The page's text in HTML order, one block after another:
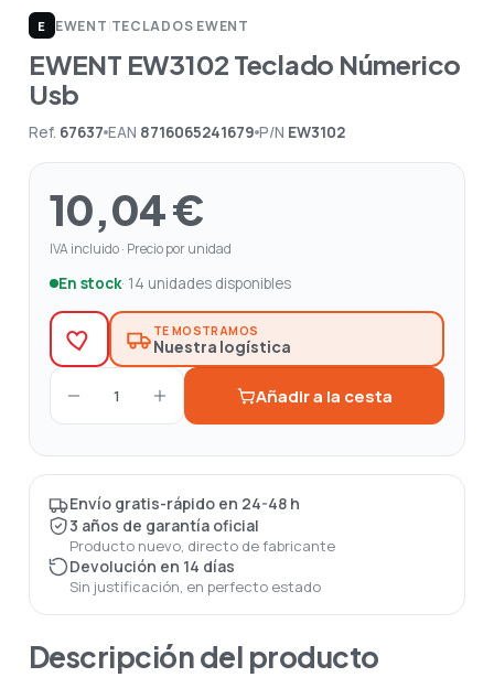
E EWENT|TECLADOS EWENT
EWENT EW3102 Teclado Númerico
Usb
Ref. 67637 EAN 8716065241679 P/N EW3102
10,04 €
IVA incluido · Precio por unidad
En stock· 14 unidades disponibles
TE MOSTRAMOS
Nuestra logística
1 Añadir a la cesta
Envío gratis-rápido en 24-48 h
3 años de garantía oficial
Producto nuevo, directo de fabricante
Devolución en 14 días
Sin justificación, en perfecto estado
Descripción del producto